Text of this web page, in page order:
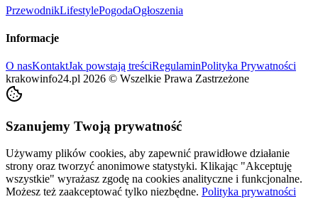
PrzewodnikLifestylePogodaOgłoszenia
Informacje
O nasKontaktJak powstają treściRegulaminPolityka Prywatności
krakowinfo24.pl 2026 © Wszelkie Prawa Zastrzeżone
Szanujemy Twoją prywatność
Używamy plików cookies, aby zapewnić prawidłowe działanie
strony oraz tworzyć anonimowe statystyki. Klikając "Akceptuję
wszystkie" wyrażasz zgodę na cookies analityczne i funkcjonalne.
Możesz też zaakceptować tylko niezbędne. Polityka prywatności